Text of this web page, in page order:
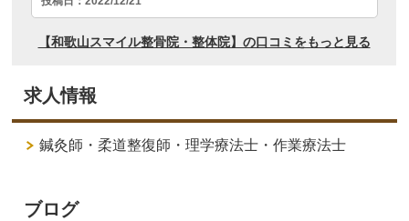
求人情報
鍼灸師・柔道整復師・理学療法士・作業療法士
ブログ